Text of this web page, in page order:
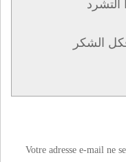
التشرد
الشكر
Votre adresse e-mail ne